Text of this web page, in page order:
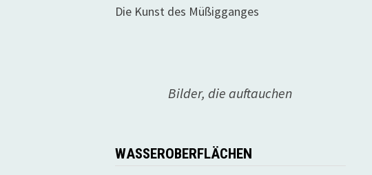
Die Kunst des Müßigganges
Bilder, die auftauchen
WASSEROBERFLÄCHEN